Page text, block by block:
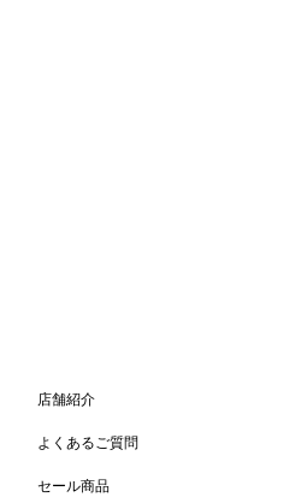
店舗紹介
よくあるご質問
セール商品